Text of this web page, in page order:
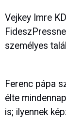
Vejkey Imre
személyes
Ferenc pápa
élte
is; ilyennek